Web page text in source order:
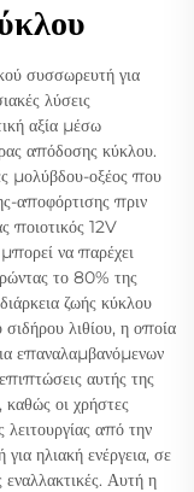
συσσωρευτή για
λύσεις
αξία μέσω
απόδοσης κύκλου.
μολύβδου-οξέος που
αποφόρτισης πριν
ποιοτικός 12V
μπορεί να παρέχει
το 80% της
ζωής κύκλου
λιθίου, η οποία
επαναλαμβανόμενων
αυτής της
καθώς οι χρήστες
από την
ηλιακή ενέργεια, σε
Αυτή η